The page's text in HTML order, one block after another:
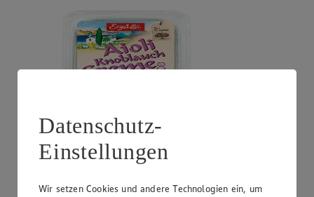
Philadelphia
0.99App
Datenschutz-
Einstellungen
Wir setzen Cookies und andere Technologien ein, um